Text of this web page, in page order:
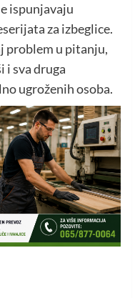
ispunjavaju
za izbeglice.
problem u pitanju,
i sva druga
ugroženih osoba.